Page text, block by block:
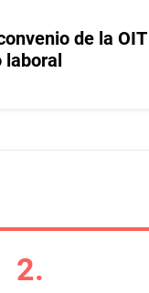
de la
laboral